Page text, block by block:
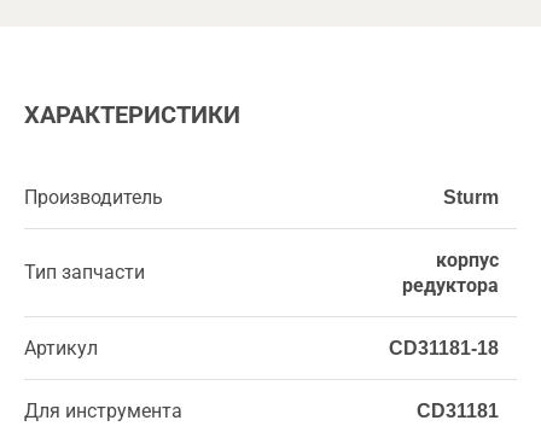
ХАРАКТЕРИСТИКИ
Производитель Sturm
Тип запчасти
корпус
редуктора
Артикул CD31181-18
Для инструмента CD31181